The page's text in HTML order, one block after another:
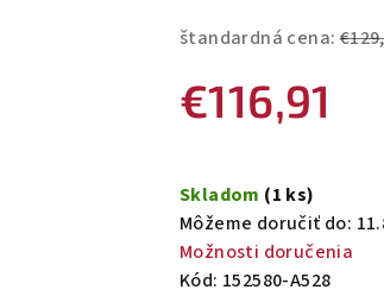
5
štandardná cena:
€116,91
cena:
Skladom (1 ks)
Môžeme doručiť do:
Možnosti doručenia
Kód: 152580-A528